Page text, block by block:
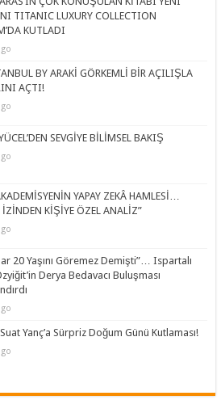
TITANIC LUXURY COLLECTION
KUTLADI
BY ARAKİ GÖRKEMLİ BİR AÇILIŞLA
AÇTI!
SEVGİYE BİLİMSEL BAKIŞ
YAPAY ZEKÂ HAMLESİ…
İZİNDEN KİŞİYE ÖZEL ANALİZ”
20 Yaşını Göremez Demişti”… Ispartalı
Derya Bedavacı Buluşması
Suat Yanç’a Sürpriz Doğum Günü Kutlaması!